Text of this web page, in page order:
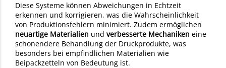
Diese Systeme können Abweichungen in Echtzeit
erkennen und korrigieren, was die Wahrscheinlichkeit
von Produktionsfehlern minimiert. Zudem ermöglichen
neuartige Materialien und verbesserte Mechaniken eine
schonendere Behandlung der Druckprodukte, was
besonders bei empfindlichen Materialien wie
Beipackzetteln von Bedeutung ist.